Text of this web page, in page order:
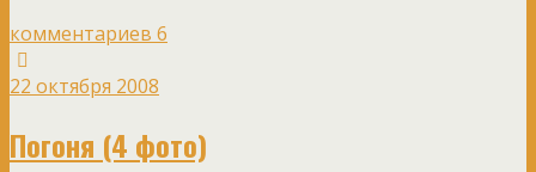
комментариев 6
22 октября 2008
Погоня (4 фото)